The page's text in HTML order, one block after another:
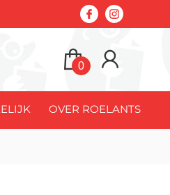
0
OVER ROELANTS